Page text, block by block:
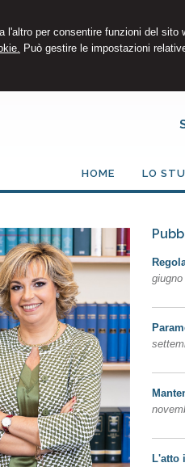
l'altro per consentire funzioni del
Può gestire le impostazioni
HOME LO
giugno
L'atto